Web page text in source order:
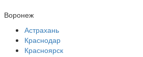
Воронеж
Астрахань
Краснодар
Красноярск